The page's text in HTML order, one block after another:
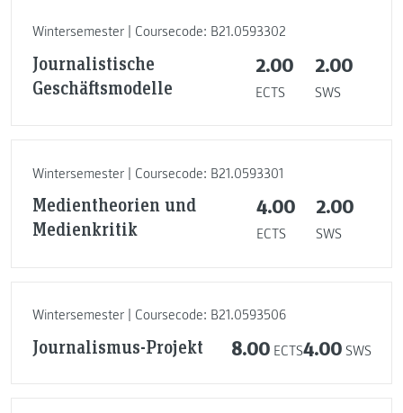
Wintersemester | Coursecode: B21.0593302
Journalistische
Geschäftsmodelle
2.00
ECTS
2.00
SWS
Wintersemester | Coursecode: B21.0593301
Medientheorien und
Medienkritik
4.00
ECTS
2.00
SWS
Wintersemester | Coursecode: B21.0593506
Journalismus-Projekt 8.00 ECTS4.00 SWS